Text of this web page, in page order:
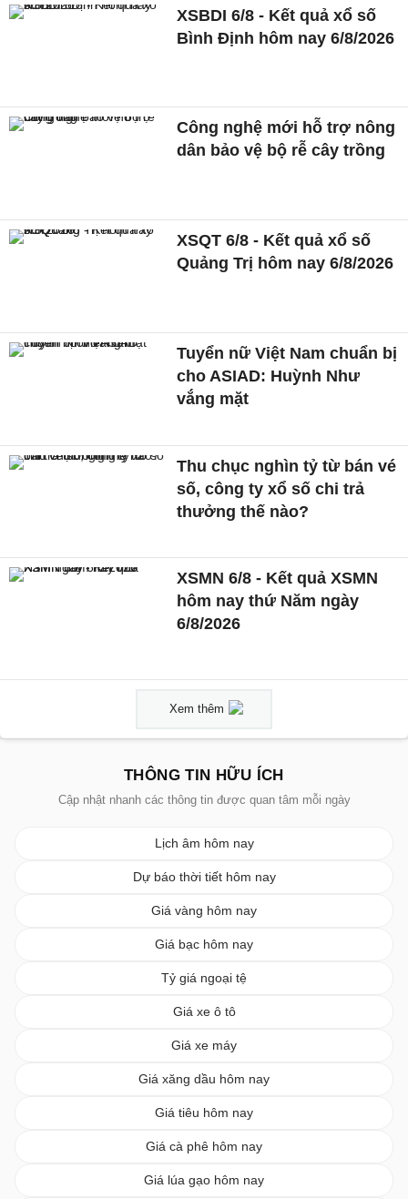
XSBDI 6/8 - Kết quả xổ số
Bình Định hôm nay 6/8/2026
Công nghệ mới hỗ trợ nông
dân bảo vệ bộ rễ cây trồng
XSQT 6/8 - Kết quả xổ số
Quảng Trị hôm nay 6/8/2026
Tuyển nữ Việt Nam chuẩn bị
cho ASIAD: Huỳnh Như
vắng mặt
Thu chục nghìn tỷ từ bán vé
số, công ty xổ số chi trả
thưởng thế nào?
XSMN 6/8 - Kết quả XSMN
hôm nay thứ Năm ngày
6/8/2026
Xem thêm
THÔNG TIN HỮU ÍCH
Cập nhật nhanh các thông tin được quan tâm mỗi ngày
Lịch âm hôm nay
Dự báo thời tiết hôm nay
Giá vàng hôm nay
Giá bạc hôm nay
Tỷ giá ngoại tệ
Giá xe ô tô
Giá xe máy
Giá xăng dầu hôm nay
Giá tiêu hôm nay
Giá cà phê hôm nay
Giá lúa gạo hôm nay